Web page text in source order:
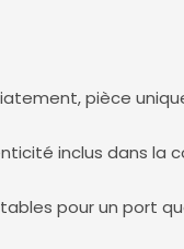
pièce
inclus dans la
pour un port